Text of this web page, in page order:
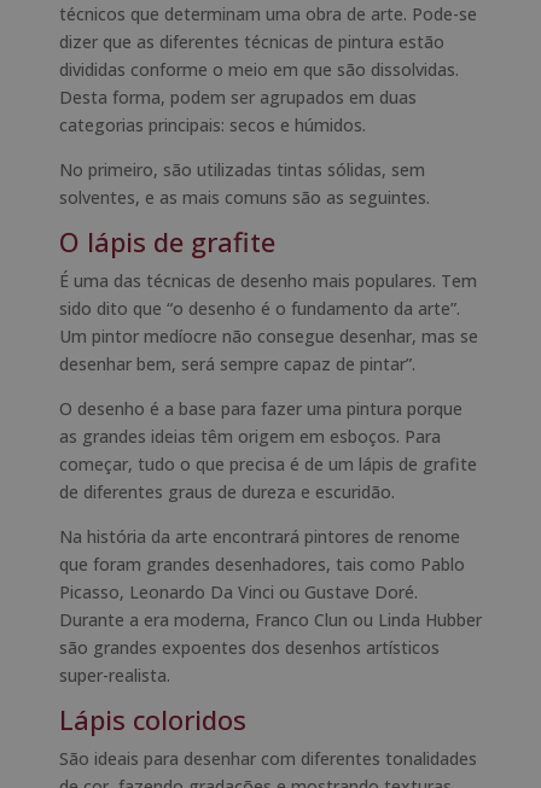
técnicos que determinam uma obra de arte. Pode-se
dizer que as diferentes técnicas de pintura estão
divididas conforme o meio em que são dissolvidas.
Desta forma, podem ser agrupados em duas
categorias principais: secos e húmidos.
No primeiro, são utilizadas tintas sólidas, sem
solventes, e as mais comuns são as seguintes.
O lápis de grafite
É uma das técnicas de desenho mais populares. Tem
sido dito que “o desenho é o fundamento da arte”.
Um pintor medíocre não consegue desenhar, mas se
desenhar bem, será sempre capaz de pintar”.
O desenho é a base para fazer uma pintura porque
as grandes ideias têm origem em esboços. Para
começar, tudo o que precisa é de um lápis de grafite
de diferentes graus de dureza e escuridão.
Na história da arte encontrará pintores de renome
que foram grandes desenhadores, tais como Pablo
Picasso, Leonardo Da Vinci ou Gustave Doré.
Durante a era moderna, Franco Clun ou Linda Hubber
são grandes expoentes dos desenhos artísticos
super-realista.
Lápis coloridos
São ideais para desenhar com diferentes tonalidades